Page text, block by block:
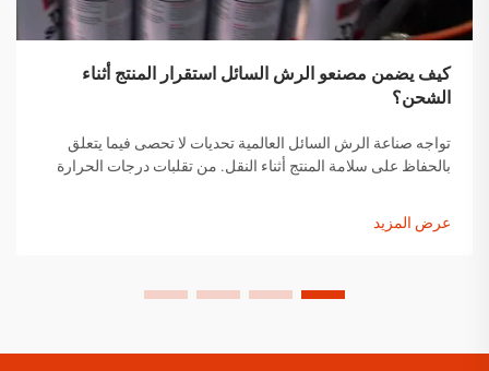
كيف يضمن مصنعو الرش السائل استقرار المنتج أثناء
الشحن؟
تواجه صناعة الرش السائل العالمية تحديات لا تحصى فيما يتعلق
بالحفاظ على سلامة المنتج أثناء النقل. من تقلبات درجات الحرارة
عرض المزيد